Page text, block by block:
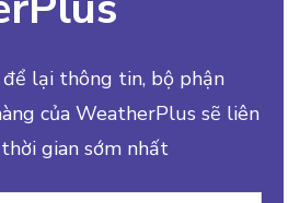
lại thông tin, bộ phận
của WeatherPlus sẽ liên
gian sớm nhất